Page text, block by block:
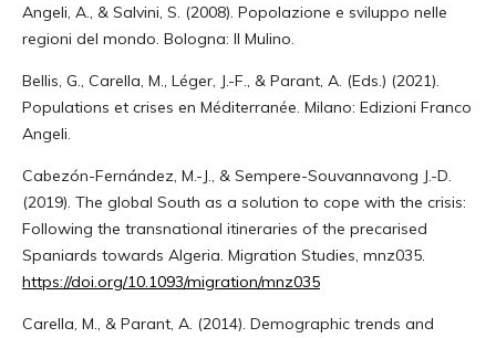
Angeli, A., & Salvini, S. (2008). Popolazione e sviluppo nelle
regioni del mondo. Bologna: Il Mulino.
Bellis, G., Carella, M., Léger, J.-F., & Parant, A. (Eds.) (2021).
Populations et crises en Méditerranée. Milano: Edizioni Franco
Angeli.
Cabezón-Fernández, M.-J., & Sempere-Souvannavong J.-D.
(2019). The global South as a solution to cope with the crisis:
Following the transnational itineraries of the precarised
Spaniards towards Algeria. Migration Studies, mnz035.
https://doi.org/10.1093/migration/mnz035
Carella, M., & Parant, A. (2014). Demographic trends and